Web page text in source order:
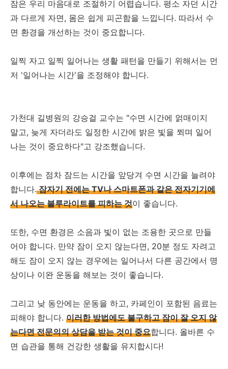
잠은 우리 마음대로 조절하기 어렵습니다. 평소 자던 시간
과 다르게 자면, 몸은 쉽게 피곤함을 느낍니다. 따라서 수
면 환경을 개선하는 것이 중요합니다.
일찍 자고 일찍 일어나는 생활 패턴을 만들기 위해서는 먼
저 '일어나는 시간'을 조정해야 합니다.
가천대 길병원의 강승걸 교수는 "수면 시간에 얽매이지
말고, 늦게 자더라도 일정한 시간에 밝은 빛을 쬐며 일어
나는 것이 중요하다"고 강조했습니다.
이후에는 점차 잠드는 시간을 앞당겨 수면 시간을 늘려야
합니다.잠자기 전에는 TV나 스마트폰과 같은 전자기기에
서 나오는 블루라이트를 피하는 것이 좋습니다.
또한, 수면 환경은 소음과 빛이 없는 조용한 곳으로 만들
어야 합니다. 만약 잠이 오지 않는다면, 20분 정도 자려고
해도 잠이 오지 않는 경우에는 일어나서 다른 공간에서 명
상이나 이완 운동을 해보는 것이 좋습니다.
그리고 낮 동안에는 운동을 하고, 카페인이 포함된 음료는
피해야 합니다. 이러한 방법에도 불구하고 잠이 잘 오지 않
는다면 전문의의 상담을 받는 것이 중요합니다. 올바른 수
면 습관을 통해 건강한 생활을 유지합시다!